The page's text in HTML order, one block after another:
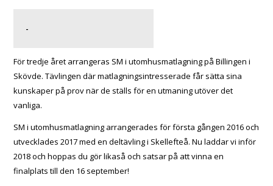
-
För tredje året arrangeras SM i utomhusmatlagning på Billingen i
Skövde. Tävlingen där matlagningsintresserade får sätta sina
kunskaper på prov när de ställs för en utmaning utöver det
vanliga.
SM i utomhusmatlagning arrangerades för första gången 2016 och
utvecklades 2017 med en deltävling i Skellefteå. Nu laddar vi inför
2018 och hoppas du gör likaså och satsar på att vinna en
finalplats till den 16 september!